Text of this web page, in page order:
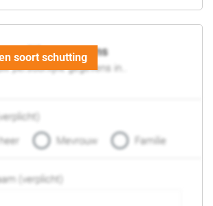
gegevens
persoonlijke gegevens in..
Mevrouw Familie
(verplicht)